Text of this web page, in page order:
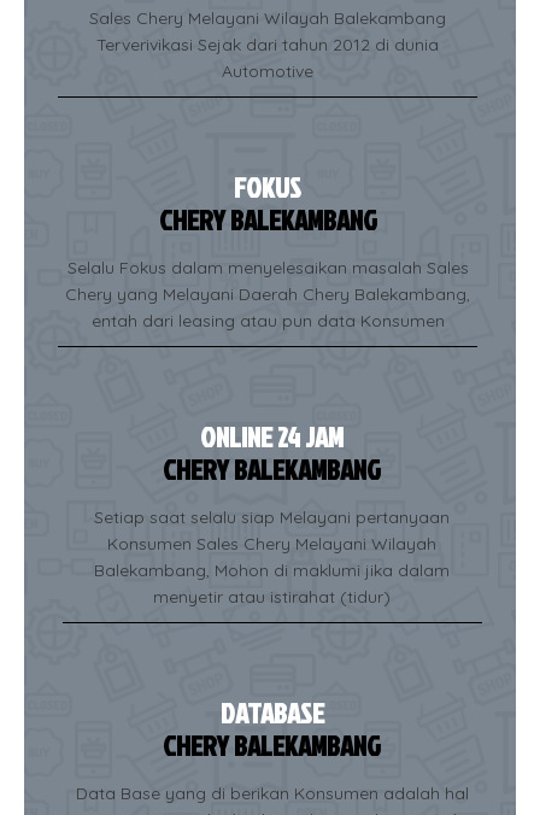
Sales Chery Melayani Wilayah Balekambang
Terverivikasi Sejak dari tahun 2012 di dunia
Automotive
FOKUS
CHERY BALEKAMBANG
Selalu Fokus dalam menyelesaikan masalah Sales
Chery yang Melayani Daerah Chery Balekambang,
entah dari leasing atau pun data Konsumen
ONLINE 24 JAM
CHERY BALEKAMBANG
Setiap saat selalu siap Melayani pertanyaan
Konsumen Sales Chery Melayani Wilayah
Balekambang, Mohon di maklumi jika dalam
menyetir atau istirahat (tidur)
DATABASE
CHERY BALEKAMBANG
Data Base yang di berikan Konsumen adalah hal